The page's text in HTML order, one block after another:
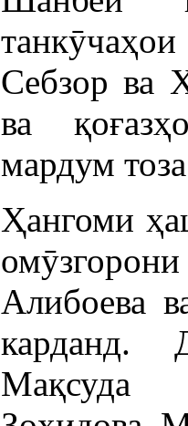
Себзор ва
ва
мардум
Ҳангоми
Алибоева
карданд.